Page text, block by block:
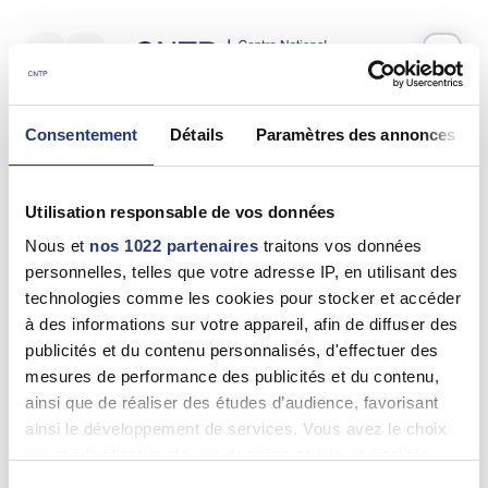
Consentement Détails Paramètres des annonces
Utilisation responsable de vos données
Nous et nos 1022 partenaires traitons vos données
personnelles, telles que votre adresse IP, en utilisant des
technologies comme les cookies pour stocker et accéder
à des informations sur votre appareil, afin de diffuser des
publicités et du contenu personnalisés, d'effectuer des
mesures de performance des publicités et du contenu,
ainsi que de réaliser des études d’audience, favorisant
ainsi le développement de services. Vous avez le choix
Votre test psychotechnique
Mardi 16 Juin 2026à09:35
Nom *
Prénom(s) *
Email *